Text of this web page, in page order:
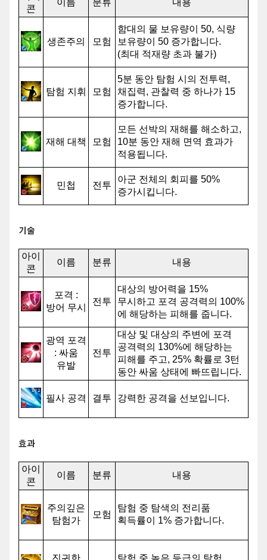
콘
이름 분류 내용
생존주의 모험
함대의 물 보유량이 50, 식량
보유량이 50 증가합니다.
(최대 적재량 초과 불가)
탐험 지휘 모험
5분 동안 탐험 시의 전투력,
채집력, 관찰력 중 하나가 15
증가합니다.
재해 대책 모험
모든 선박의 재해를 해소하고,
10분 동안 재해 면역 효과가
적용됩니다.
민첩 전투
아군 전체의 회피를 50%
증가시킵니다.
기술
아이
콘
이름 분류 내용
포격 :
방어 무시
전투
대상의 방어력을 15%
무시하고 포격 공격력의 100%
에 해당하는 피해를 줍니다.
광역 포격
: 싸움
유발
전투
대상 및 대상의 주변에 포격
공격력의 130%에 해당하는
피해를 주고, 25% 확률로 3턴
동안 싸움 상태에 빠뜨립니다.
피해 - 최대 피해량 : 20, 모든
필사 공격 결투 강력한 공격을 선보입니다.
효과
아이
콘
이름 분류 내용
주의깊은
탐험가
모험
탐험 중 탐색의 전리품
획득률이 1% 증가합니다.
진귀한 탐험 중 높은 등급의 탐험